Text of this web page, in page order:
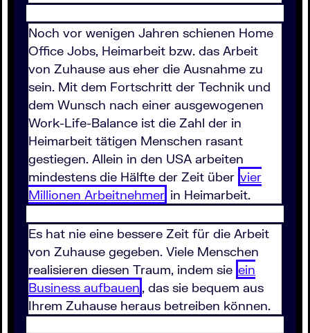
Noch vor wenigen Jahren schienen Home
Office Jobs, Heimarbeit bzw. das Arbeit
von Zuhause aus eher die Ausnahme zu
sein. Mit dem Fortschritt der Technik und
dem Wunsch nach einer ausgewogenen
Work-Life-Balance ist die Zahl der in
Heimarbeit tätigen Menschen rasant
gestiegen. Allein in den USA arbeiten
mindestens die Hälfte der Zeit über vier
Millionen Arbeitnehmer in Heimarbeit.
Es hat nie eine bessere Zeit für die Arbeit
von Zuhause gegeben. Viele Menschen
realisieren diesen Traum, indem sie ein
Business aufbauen , das sie bequem aus
Ihrem Zuhause heraus betreiben können.